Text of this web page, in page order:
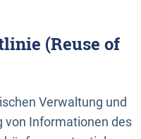
(Reuse of
Verwaltung und
von Informationen des